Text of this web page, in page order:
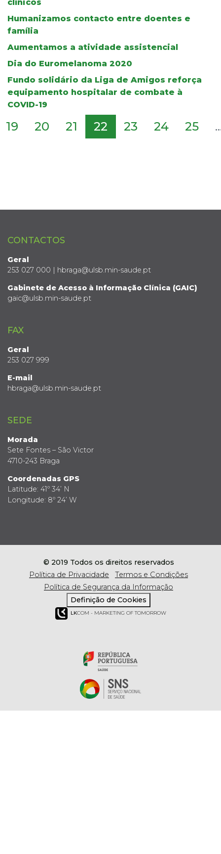
clínicos
Humanizamos contacto entre doentes e
família
Aumentamos a atividade assistencial
Dia do Euromelanoma 2020
Fundo solidário da Liga de Amigos reforça
equipamento hospitalar de combate à
COVID-19
19 20 21 22 23 24 25
CONTACTOS
Geral
253 027 000 | hbraga@ulsb.min-saude.pt
Gabinete de Acesso à Informação Clínica (GAIC)
gaic@ulsb.min-saude.pt
FAX
Geral
253 027 999
E-mail
hbraga@ulsb.min-saude.pt
SEDE
Morada
Sete Fontes – São Victor
4710-243 Braga
Coordenadas GPS
Latitude: 41º 34’ N
Longitude: 8º 24’ W
© 2019 Todos os direitos reservados
Política de Privacidade
Termos e Condições
Política de Segurança da Informação
Definição de Cookies
LKCOM - MARKETING OF TOMORROW